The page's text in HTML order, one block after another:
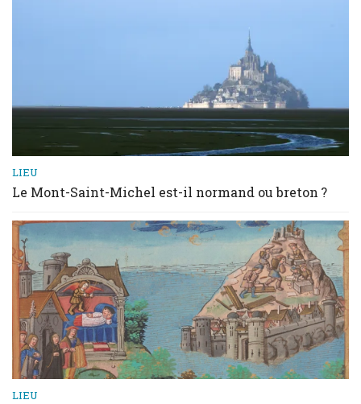
LIEU
Le Mont-Saint-Michel est-il normand ou breton ?
LIEU